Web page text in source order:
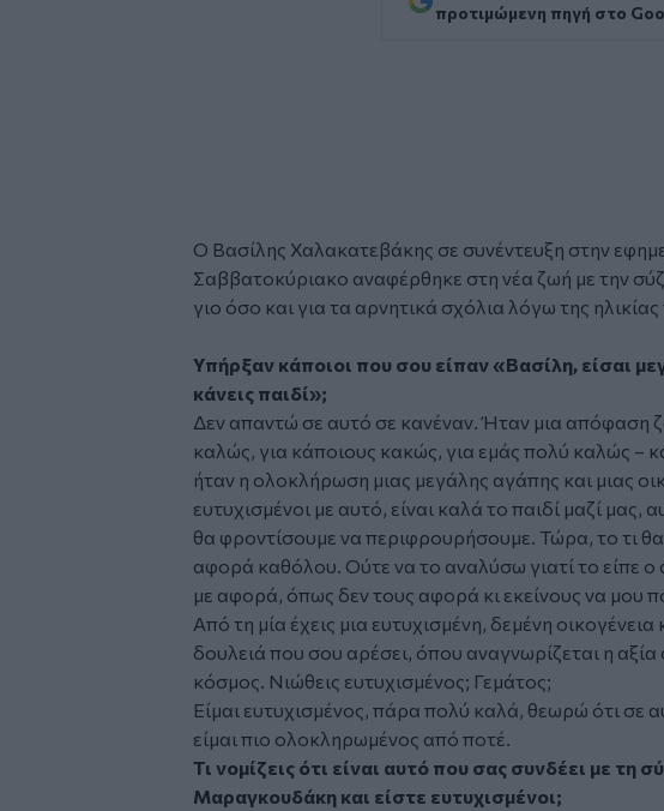
προτιμώμενη πηγή στο
Ο Βασίλης Χαλακατεβάκης σε συνέντευξη στην
Σαββατοκύριακο αναφέρθηκε στη νέα ζωή με την
γιο όσο και για τα αρνητικά σχόλια λόγω της
Υπήρξαν κάποιοι που σου είπαν «Βασίλη, είσαι
κάνεις παιδί»;
Δεν απαντώ σε αυτό σε κανέναν. Ήταν μια απόφαση
καλώς, για κάποιους κακώς, για εμάς πολύ καλώς –
ήταν η ολοκλήρωση μιας μεγάλης αγάπης και μιας
ευτυχισμένοι με αυτό, είναι καλά το παιδί μαζί μας,
θα φροντίσουμε να περιφρουρήσουμε. Τώρα, το τι
αφορά καθόλου. Ούτε να το αναλύσω γιατί το είπε ο
με αφορά, όπως δεν τους αφορά κι εκείνους να μου
Από τη μία έχεις μια ευτυχισμένη, δεμένη
δουλειά που σου αρέσει, όπου αναγνωρίζεται η
κόσμος. Νιώθεις ευτυχισμένος; Γεμάτος;
Είμαι ευτυχισμένος, πάρα πολύ καλά, θεωρώ ότι σε
είμαι πιο ολοκληρωμένος από ποτέ.
Τι νομίζεις ότι είναι αυτό που σας συνδέει με τη
Μαραγκουδάκη και είστε ευτυχισμένοι;